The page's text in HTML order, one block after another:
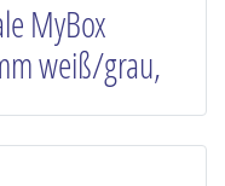
MyBox
weiß/grau,